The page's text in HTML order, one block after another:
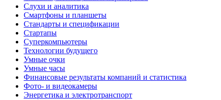
Слухи и аналитика
Смартфоны и планшеты
Стандарты и спецификации
Стартапы
Суперкомпьютеры
Технологии будущего
Умные очки
Умные часы
Финансовые результаты компаний и статистика
Фото- и видеокамеры
Энергетика и электротранспорт